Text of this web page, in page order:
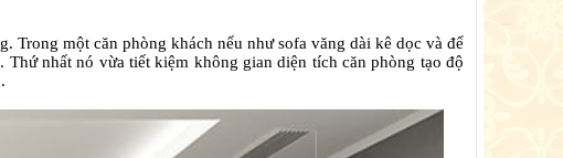
Trong một căn phòng khách nếu như sofa văng dài kê dọc và để
nhất nó vừa tiết kiệm không gian diện tích căn phòng tạo độ